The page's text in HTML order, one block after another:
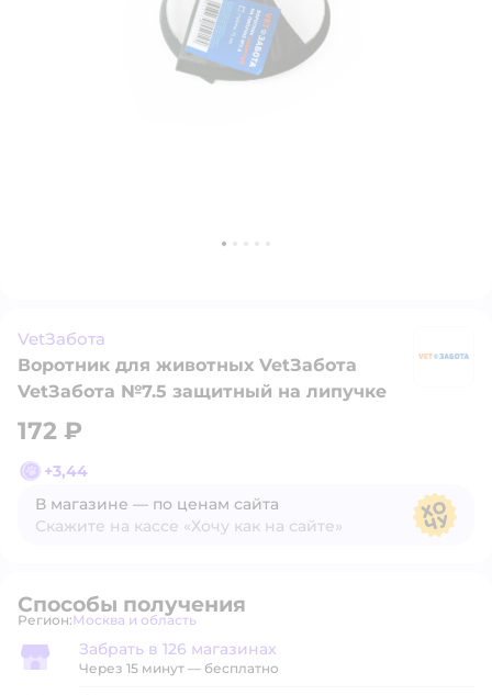
VetЗабота
Воротник для животных VetЗабота
VetЗабота №7.5 защитный на липучке
172 ₽
+3,44
В магазине — по ценам сайта
Скажите на кассе «Хочу как на сайте»
Способы получения
Регион: Выбор адреса доставки.
Москва и область
Забрать в магазине
Забрать в 126 магазинах
Через 15 минут — бесплатно